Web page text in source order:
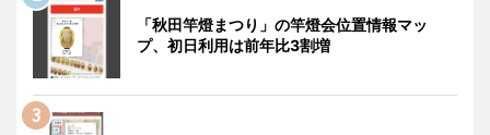
「秋田竿燈まつり」の竿燈会位置情報マッ
プ、初日利用は前年比3割増